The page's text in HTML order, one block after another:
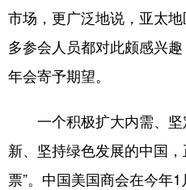
市场，更广泛地说，亚太
多参会人员都对此颇感兴
年会寄予期望。
一个积极扩大内需、坚
新、坚持绿色发展的中国
票”。中国美国商会在今年